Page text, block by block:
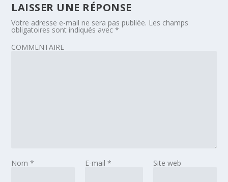
LAISSER UNE RÉPONSE
Votre adresse e-mail ne sera pas publiée. Les champs
obligatoires sont indiqués avec*
COMMENTAIRE
Nom* E-mail * Site web